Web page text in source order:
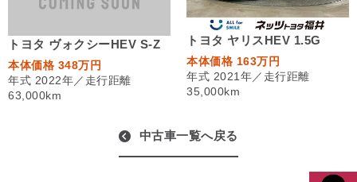
トヨタ ヴォクシーHEV S-Z
本体価格 348万円
年式 2022年／走行距離
63,000km
トヨタ ヤリスHEV 1.5G
本体価格 163万円
年式 2021年／走行距離
35,000km
中古車一覧へ戻る